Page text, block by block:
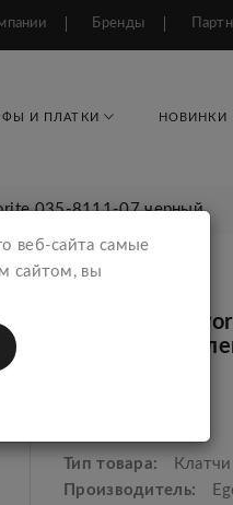
Бренды
И ПЛАТКИ НОВИНКИ
035-8111-07 черный
Клатч Ego
Мужская
Тип товара:
Клатчи
Производитель:
веб-сайта самые
сайтом, вы